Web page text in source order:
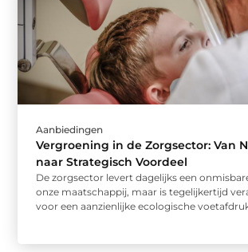
Aanbiedingen
Vergroening in de Zorgsector: Van
naar Strategisch Voordeel
De zorgsector levert dagelijks een
onze maatschappij, maar is tegelijkertijd
voor een aanzienlijke ecologische